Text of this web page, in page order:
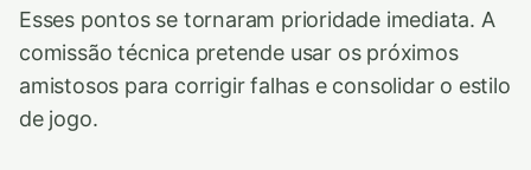
Esses pontos se tornaram prioridade imediata. A
comissão técnica pretende usar os próximos
amistosos para corrigir falhas e consolidar o estilo
de jogo.